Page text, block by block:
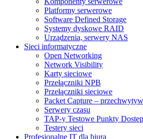
Platformy serwerowe
Software Defined Storage
Systemy dyskowe RAID
Urządzenia, serwery NAS
Sieci informatyczne
Open Networking
Network Visibility
Karty sieciowe
Przełączniki NPB
Przełączniki sieciowe
Packet Capture –
Serwery czasu
TAP-y Testowe Punkty
Testery sieci
Profesjonalne IT dla biura